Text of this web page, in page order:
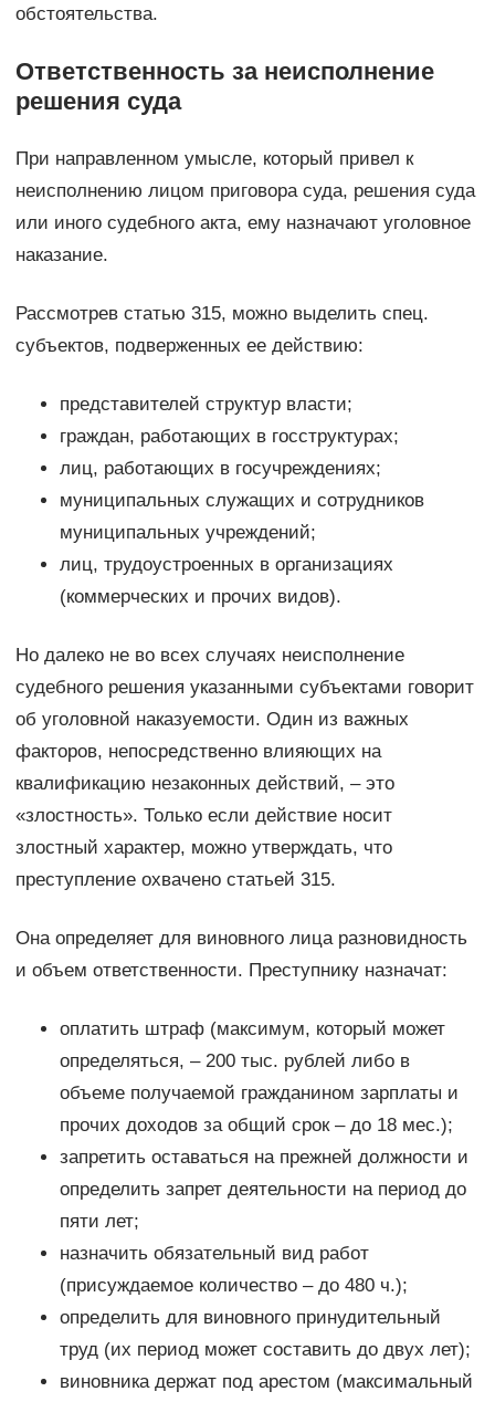
обстоятельства.
Ответственность за неисполнение
решения суда
При направленном умысле, который привел к
неисполнению лицом приговора суда, решения суда
или иного судебного акта, ему назначают уголовное
наказание.
Рассмотрев статью 315, можно выделить спец.
субъектов, подверженных ее действию:
представителей структур власти;
граждан, работающих в госструктурах;
лиц, работающих в госучреждениях;
муниципальных служащих и сотрудников
муниципальных учреждений;
лиц, трудоустроенных в организациях
(коммерческих и прочих видов).
Но далеко не во всех случаях неисполнение
судебного решения указанными субъектами говорит
об уголовной наказуемости. Один из важных
факторов, непосредственно влияющих на
квалификацию незаконных действий, – это
«злостность». Только если действие носит
злостный характер, можно утверждать, что
преступление охвачено статьей 315.
Она определяет для виновного лица разновидность
и объем ответственности. Преступнику назначат:
оплатить штраф (максимум, который может
определяться, – 200 тыс. рублей либо в
объеме получаемой гражданином зарплаты и
прочих доходов за общий срок – до 18 мес.);
запретить оставаться на прежней должности и
определить запрет деятельности на период до
пяти лет;
назначить обязательный вид работ
(присуждаемое количество – до 480 ч.);
определить для виновного принудительный
труд (их период может составить до двух лет);
виновника держат под арестом (максимальный